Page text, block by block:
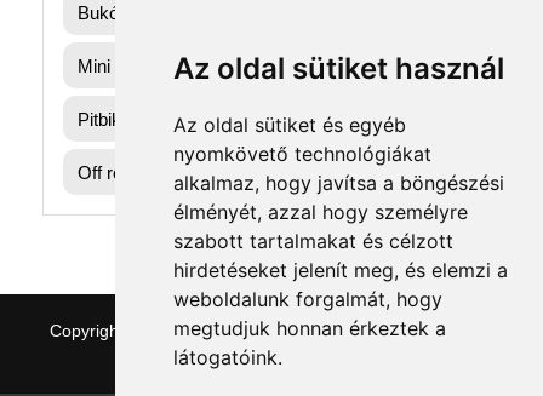
Az oldal sütiket használ
Az oldal sütiket és egyéb
nyomkövető technológiákat
alkalmaz, hogy javítsa a böngészési
élményét, azzal hogy személyre
szabott tartalmakat és célzott
hirdetéseket jelenít meg, és elemzi a
weboldalunk forgalmát, hogy
megtudjuk honnan érkeztek a
látogatóink.
Bukósisak
Mini gyerek quad
Pitbike dirtbike gumik
Off road motorok
Copyright © 2026 quaddepo.com | Theme:NewStore
ThemeFarmer